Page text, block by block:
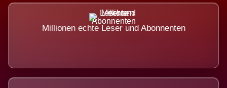
Millionen echte Leser und Abonnenten